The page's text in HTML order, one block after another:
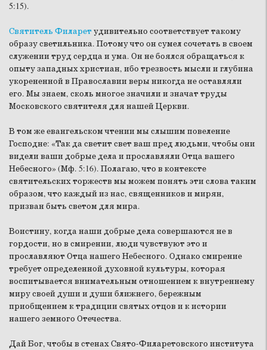
5:15).
Святитель Филаретудивительно соответствует такому
образу светильника. Потому что он сумел сочетать в своем
служении труд сердца и ума. Он не боялся обращаться к
опыту западных христиан, ибо трезвость мысли и глубина
укорененной в Православии веры никогда не оставляли
его. Мы знаем, сколь многое значили и значат труды
Московского святителя для нашей Церкви.
В том же евангельском чтении мы слышим повеление
Господне: «Так да светит свет ваш пред людьми, чтобы они
видели ваши добрые дела и прославляли Отца вашего
Небесного» (Мф. 5:16). Полагаю, что в контексте
святительских торжеств мы можем понять эти слова таким
образом, что каждый из нас, священников и мирян,
призван быть светом для мира.
Воистину, когда наши добрые дела совершаются не в
гордости, но в смирении, люди чувствуют это и
прославляют Отца нашего Небесного. Однако смирение
требует определенной духовной культуры, которая
воспитывается внимательным отношением к внутреннему
миру своей души и души ближнего, бережным
приобщением к традиции святых отцов и к истории
нашего земного Отечества.
Дай Бог, чтобы в стенах Свято-Филаретовского института